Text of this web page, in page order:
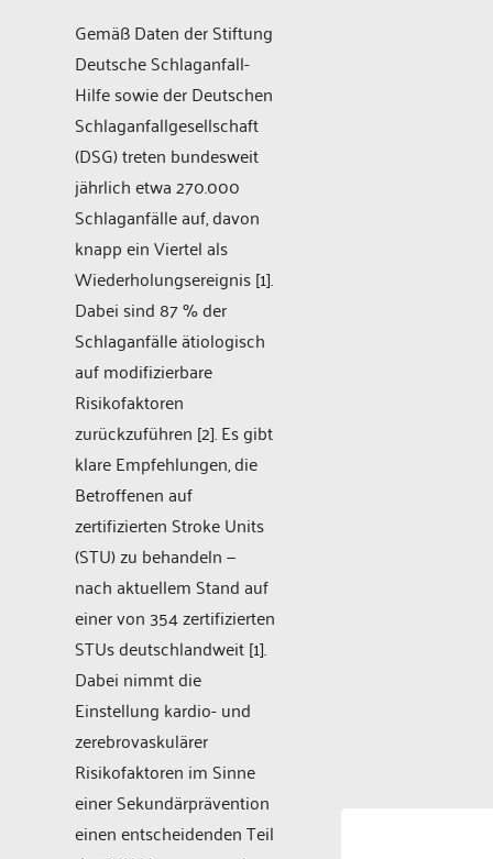
Gemäß Daten der Stiftung
Deutsche Schlaganfall-
Hilfe sowie der Deutschen
Schlaganfallgesellschaft
(DSG) treten bundesweit
jährlich etwa 270.000
Schlaganfälle auf, davon
knapp ein Viertel als
Wiederholungsereignis [1].
Dabei sind 87 % der
Schlaganfälle ätiologisch
auf modifizierbare
Risikofaktoren
zurückzuführen [2]. Es gibt
klare Empfehlungen, die
Betroffenen auf
zertifizierten Stroke Units
(STU) zu behandeln —
nach aktuellem Stand auf
einer von 354 zertifizierten
STUs deutschlandweit [1].
Dabei nimmt die
Einstellung kardio- und
zerebrovaskulärer
Risikofaktoren im Sinne
einer Sekundärprävention
einen entscheidenden Teil